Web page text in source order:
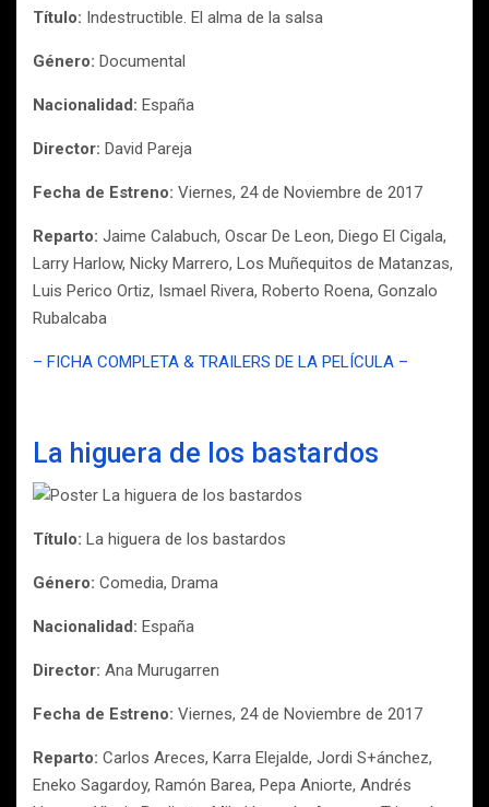
Título: Indestructible. El alma de la salsa
Género: Documental
Nacionalidad: España
Director: David Pareja
Fecha de Estreno: Viernes, 24 de Noviembre de 2017
Reparto: Jaime Calabuch, Oscar De Leon, Diego El Cigala,
Larry Harlow, Nicky Marrero, Los Muñequitos de Matanzas,
Luis Perico Ortiz, Ismael Rivera, Roberto Roena, Gonzalo
Rubalcaba
– FICHA COMPLETA & TRAILERS DE LA PELÍCULA –
La higuera de los bastardos
Título: La higuera de los bastardos
Género: Comedia, Drama
Nacionalidad: España
Director: Ana Murugarren
Fecha de Estreno: Viernes, 24 de Noviembre de 2017
Reparto: Carlos Areces, Karra Elejalde, Jordi S+ánchez,
Eneko Sagardoy, Ramón Barea, Pepa Aniorte, Andrés